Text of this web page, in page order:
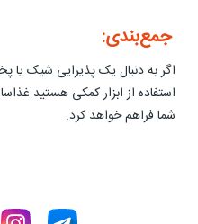
جمع‌بندی:
اگر به دنبال یک پذیرایی شیک یا
شما فراهم خواهد کرد.